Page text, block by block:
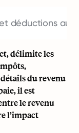
déductions aux
délimite les
du revenu
il est
le revenu
l’impact